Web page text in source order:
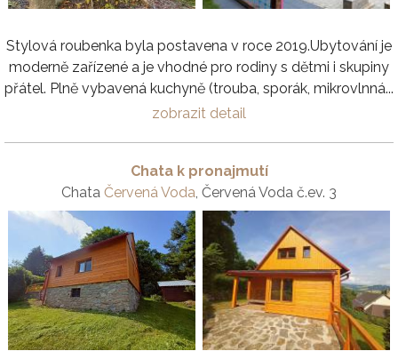
Stylová roubenka byla postavena v roce 2019.Ubytování je
moderně zařízené a je vhodné pro rodiny s dětmi i skupiny
přátel. Plně vybavená kuchyně (trouba, sporák, mikrovlnná...
zobrazit detail
Chata k pronajmutí
Chata Červená Voda, Červená Voda č.ev. 3